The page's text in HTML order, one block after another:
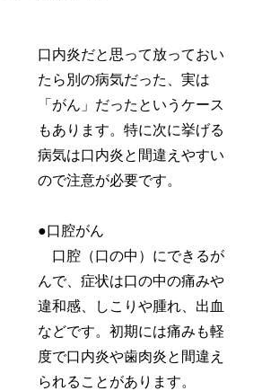
口内炎だと思って放っておい
たら別の病気だった、実は
「がん」だったというケース
もあります。特に次に挙げる
病気は口内炎と間違えやすい
ので注意が必要です。
●口腔がん
口腔（口の中）にできるが
んで、症状は口の中の痛みや
違和感、しこりや腫れ、出血
などです。初期には痛みも軽
度で口内炎や歯肉炎と間違え
られることがあります。